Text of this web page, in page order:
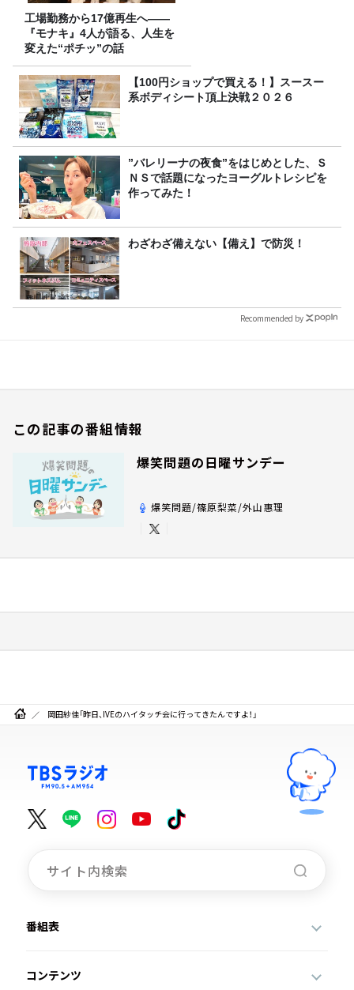
工場勤務から17億再生へ——
『モナキ』4人が語る、人生を
変えた“ポチッ”の話
【100円ショップで買える！】スースー
系ボディシート頂上決戦２０２６
”バレリーナの夜食”をはじめとした、Ｓ
ＮＳで話題になったヨーグルトレシピを
作ってみた！
わざわざ備えない【備え】で防災！
Recommended by
この記事の番組情報
爆笑問題の日曜サンデー
爆笑問題/篠原梨菜/外山惠理
岡田紗佳「昨日、IVEのハイタッチ会に行ってきたんですよ！」
番組表
コンテンツ